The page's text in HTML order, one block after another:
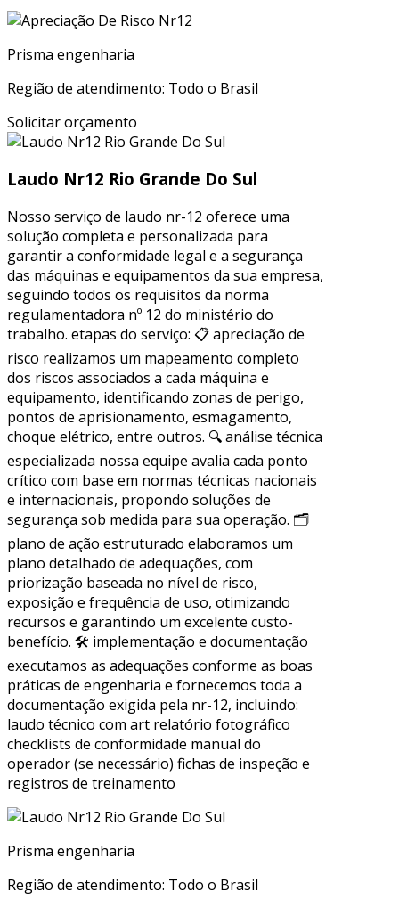
Prisma engenharia
Região de atendimento: Todo o Brasil
Solicitar orçamento
Laudo Nr12 Rio Grande Do Sul
Nosso serviço de laudo nr-12 oferece uma
solução completa e personalizada para
garantir a conformidade legal e a segurança
das máquinas e equipamentos da sua empresa,
seguindo todos os requisitos da norma
regulamentadora nº 12 do ministério do
trabalho. etapas do serviço: 📋 apreciação de
risco realizamos um mapeamento completo
dos riscos associados a cada máquina e
equipamento, identificando zonas de perigo,
pontos de aprisionamento, esmagamento,
choque elétrico, entre outros. 🔍 análise técnica
especializada nossa equipe avalia cada ponto
crítico com base em normas técnicas nacionais
e internacionais, propondo soluções de
segurança sob medida para sua operação. 🗂
plano de ação estruturado elaboramos um
plano detalhado de adequações, com
priorização baseada no nível de risco,
exposição e frequência de uso, otimizando
recursos e garantindo um excelente custo-
benefício. 🛠 implementação e documentação
executamos as adequações conforme as boas
práticas de engenharia e fornecemos toda a
documentação exigida pela nr-12, incluindo:
laudo técnico com art relatório fotográfico
checklists de conformidade manual do
operador (se necessário) fichas de inspeção e
registros de treinamento
Prisma engenharia
Região de atendimento: Todo o Brasil